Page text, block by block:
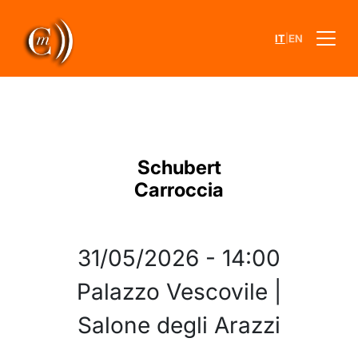
IT EN
Schubert
Carroccia
31/05/2026 - 14:00
Palazzo Vescovile |
Salone degli Arazzi